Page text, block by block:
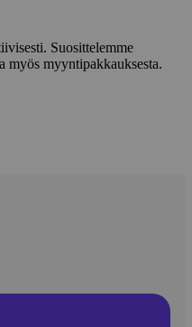
Suosittelemme
myös myyntipakkauksesta.